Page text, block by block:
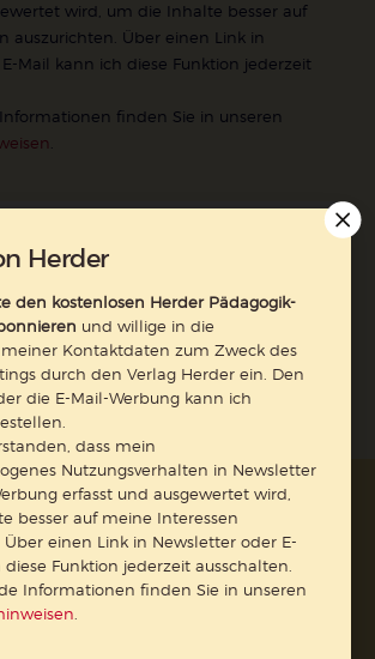
wird, um die Inhalte besser auf
auszurichten. Über einen Link in
Mail kann ich diese Funktion jederzeit
finden Sie in unseren
.
Jetzt anmelden
Widerrufsbelehrung
Datenschutz
Barrierefreiheit
Impressum
Vertrag widerrufen
Herder
den kostenlosen Herder Pädagogik-
und willige in die
Kontaktdaten zum Zweck des
durch den Verlag Herder ein. Den
die E-Mail-Werbung kann ich
dass mein
Nutzungsverhalten in Newsletter
erfasst und ausgewertet wird,
besser auf meine Interessen
Über einen Link in Newsletter oder E-
Funktion jederzeit ausschalten.
Informationen finden Sie in unseren